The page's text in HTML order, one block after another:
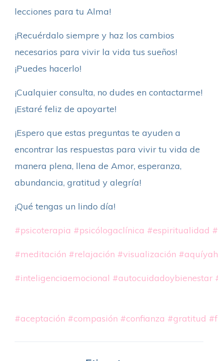
lecciones para tu Alma!
¡Recuérdalo siempre y haz los cambios
necesarios para vivir la vida tus sueños!
¡Puedes hacerlo!
¡Cualquier consulta, no dudes en contactarme!
¡Estaré feliz de apoyarte!
¡Espero que estas preguntas te ayuden a
encontrar las respuestas para vivir tu vida de
manera plena, llena de Amor, esperanza,
abundancia, gratitud y alegría!
¡Qué tengas un lindo día!
#psicoterapia #psicólogaclínica #espiritualidad
#meditación #relajación #visualización
#inteligenciaemocional #autocuidadoybienestar
#aceptación #compasión #confianza #gratitud